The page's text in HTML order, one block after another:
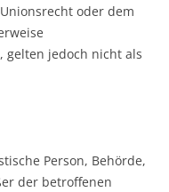
oder dem
gelten jedoch nicht als
Person, Behörde,
der betroffenen